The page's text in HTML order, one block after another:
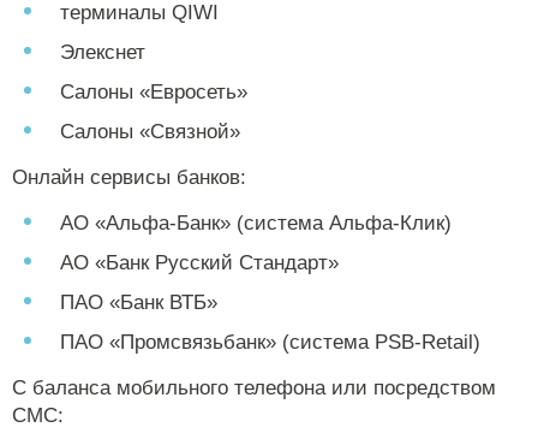
терминалы QIWI
Элекснет
Салоны «Евросеть»
Салоны «Связной»
Онлайн сервисы банков:
АО «Альфа-Банк» (система Альфа-Клик)
АО «Банк Русский Стандарт»
ПАО «Банк ВТБ»
ПАО «Промсвязьбанк» (система PSB-Retail)
С баланса мобильного телефона или посредством
СМС: